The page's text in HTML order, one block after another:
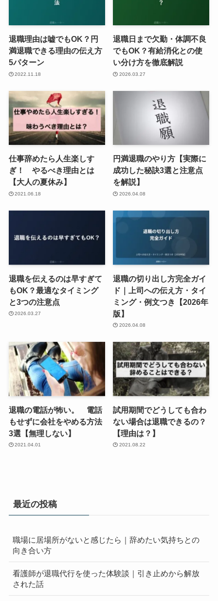
退職理由は嘘でもOK？円
満退職できる理由の伝え方
5パターン
2022.11.18
退職日まで欠勤・体調不良
でもOK？有給消化との使
い分け方を徹底解説
2026.03.27
仕事辞めたら人生楽しす
ぎ！ やるべき理由とは
【大人の夏休み】
2021.06.18
円満退職のやり方【実際に
成功した秘訣3選と注意点
を解説】
2026.04.08
退職を伝えるのは早すぎて
もOK？最適なタイミング
と3つの注意点
2026.03.27
退職の切り出し方完全ガイ
ド｜上司への伝え方・タイ
ミング・例文つき【2026年
版】
2026.04.08
退職の電話が怖い。 電話
もせずに会社をやめる方法
3選【無理しない】
2021.04.01
試用期間でどうしても合わ
ない場合は退職できるの？
【理由は？】
2021.08.22
最近の投稿
職場に居場所がないと感じたら｜辞めたい気持ちとの
向き合い方
看護師が退職代行を使った体験談｜引き止めから解放
された話